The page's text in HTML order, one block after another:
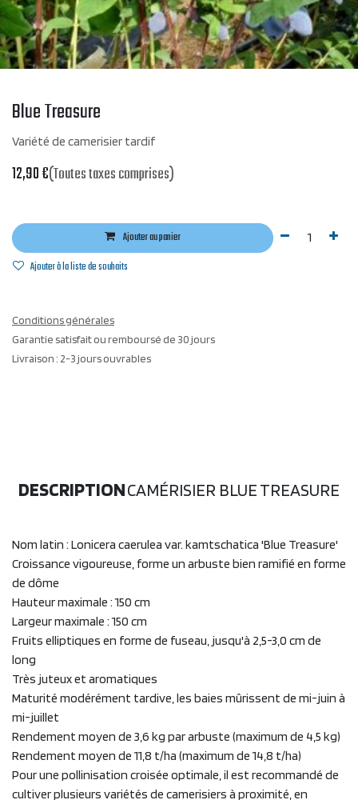
Blue Treasure
Variété de camerisier tardif
12,90€(Toutes taxes comprises)
Ajouter au panier
Ajouter à la liste de souhaits
Conditions générales
Garantie satisfait ou remboursé de 30 jours
Livraison : 2-3 jours ouvrables
DESCRIPTIONCAMÉRISIER BLUE TREASURE
Nom latin : Lonicera caerulea var. kamtschatica 'Blue Treasure'
Croissance vigoureuse, forme un arbuste bien ramifié en forme
de dôme
Hauteur maximale : 150 cm
Largeur maximale : 150 cm
Fruits elliptiques en forme de fuseau, jusqu'à 2,5-3,0 cm de
long
Très juteux et aromatiques
Maturité modérément tardive, les baies mûrissent de mi-juin à
mi-juillet
Rendement moyen de 3,6 kg par arbuste (maximum de 4,5 kg)
Rendement moyen de 11,8 t/ha (maximum de 14,8 t/ha)
Pour une pollinisation croisée optimale, il est recommandé de
cultiver plusieurs variétés de camerisiers à proximité, en